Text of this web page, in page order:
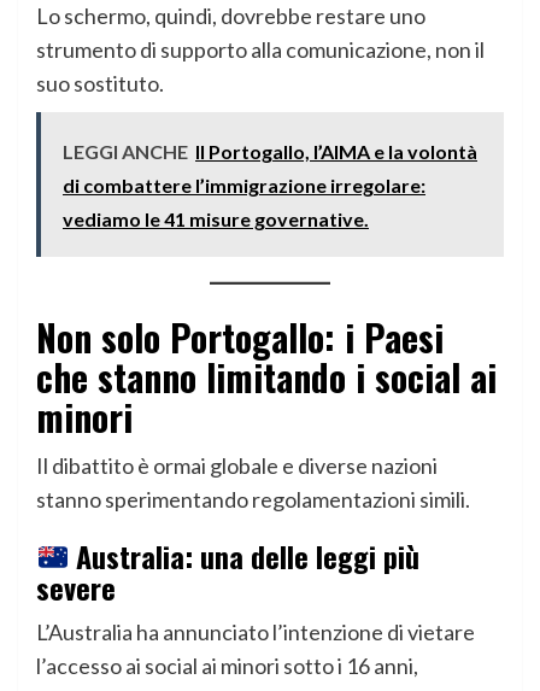
Lo schermo, quindi, dovrebbe restare uno
strumento di supporto alla comunicazione, non il
suo sostituto.
LEGGI ANCHE Il Portogallo, l’AIMA e la volontà
di combattere l’immigrazione irregolare:
vediamo le 41 misure governative.
Non solo Portogallo: i Paesi
che stanno limitando i social ai
minori
Il dibattito è ormai globale e diverse nazioni
stanno sperimentando regolamentazioni simili.
Australia: una delle leggi più
severe
L’Australia ha annunciato l’intenzione di vietare
l’accesso ai social ai minori sotto i 16 anni,